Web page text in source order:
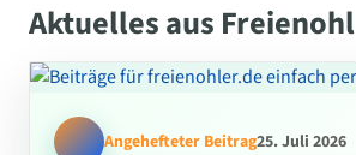
Aktuelles aus Freienohl
Angehefteter Beitrag25. Juli 2026